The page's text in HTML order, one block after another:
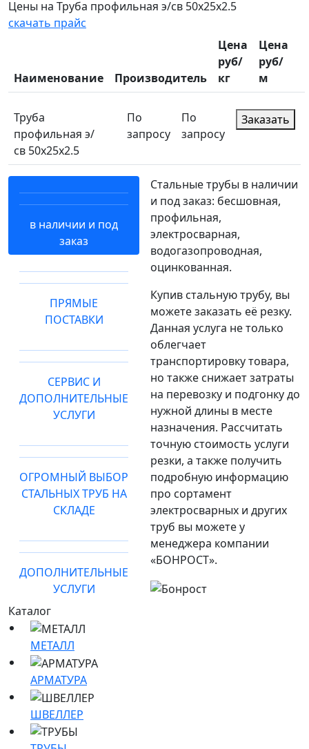
Цены на Труба профильная э/св 50х25х2.5
скачать прайс
Наименование Производитель
Цена
руб/
кг
Цена
руб/
м
Труба
профильная э/
св 50х25х2.5
По
запросу
По
запросу
Заказать
в наличии и под
заказ
ПРЯМЫЕ
ПОСТАВКИ
СЕРВИС И
ДОПОЛНИТЕЛЬНЫЕ
УСЛУГИ
ОГРОМНЫЙ ВЫБОР
СТАЛЬНЫХ ТРУБ НА
СКЛАДЕ
ДОПОЛНИТЕЛЬНЫЕ
УСЛУГИ
Стальные трубы в наличии
и под заказ: бесшовная,
профильная,
электросварная,
водогазопроводная,
оцинкованная.
Купив стальную трубу, вы
можете заказать её резку.
Данная услуга не только
облегчает
транспортировку товара,
но также снижает затраты
на перевозку и подгонку до
нужной длины в месте
назначения. Рассчитать
точную стоимость услуги
резки, а также получить
подробную информацию
про сортамент
электросварных и других
труб вы можете у
менеджера компании
«БОНРОСТ».
Каталог
МЕТАЛЛ
АРМАТУРА
ШВЕЛЛЕР